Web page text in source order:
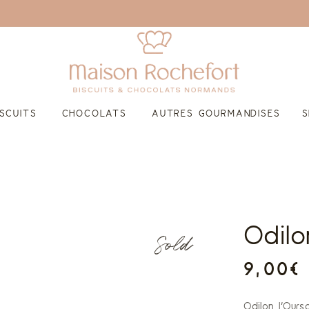
CHOCOLATS AUTRES GOURMANDISES
Sold
9,00€
Odilon